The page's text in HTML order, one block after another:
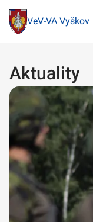
VeV-VA Vyškov
Aktuality